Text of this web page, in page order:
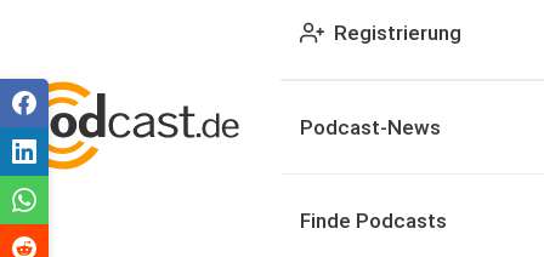
Registrierung
Podcast-News
Finde Podcasts